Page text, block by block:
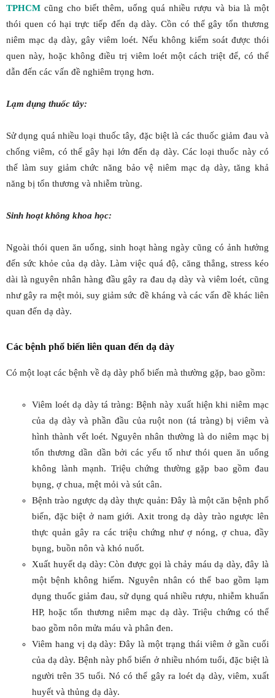
TPHCM cũng cho biết thêm, uống quá nhiều rượu và bia là một
thói quen có hại trực tiếp đến dạ dày. Cồn có thể gây tổn thương
niêm mạc dạ dày, gây viêm loét. Nếu không kiểm soát được thói
quen này, hoặc không điều trị viêm loét một cách triệt để, có thể
dẫn đến các vấn đề nghiêm trọng hơn.
Lạm dụng thuốc tây:
Sử dụng quá nhiều loại thuốc tây, đặc biệt là các thuốc giảm đau và
chống viêm, có thể gây hại lớn đến dạ dày. Các loại thuốc này có
thể làm suy giảm chức năng bảo vệ niêm mạc dạ dày, tăng khả
năng bị tổn thương và nhiễm trùng.
Sinh hoạt không khoa học:
Ngoài thói quen ăn uống, sinh hoạt hàng ngày cũng có ảnh hưởng
đến sức khỏe của dạ dày. Làm việc quá độ, căng thẳng, stress kéo
dài là nguyên nhân hàng đầu gây ra đau dạ dày và viêm loét, cũng
như gây ra mệt mỏi, suy giảm sức đề kháng và các vấn đề khác liên
quan đến dạ dày.
Các bệnh phổ biến liên quan đến dạ dày
Có một loạt các bệnh về dạ dày phổ biến mà thường gặp, bao gồm:
Viêm loét dạ dày tá tràng: Bệnh này xuất hiện khi niêm mạc
của dạ dày và phần đầu của ruột non (tá tràng) bị viêm và
hình thành vết loét. Nguyên nhân thường là do niêm mạc bị
tổn thương dần dần bởi các yếu tố như thói quen ăn uống
không lành mạnh. Triệu chứng thường gặp bao gồm đau
bụng, ợ chua, mệt mỏi và sút cân.
Bệnh trào ngược dạ dày thực quản: Đây là một căn bệnh phổ
biến, đặc biệt ở nam giới. Axit trong dạ dày trào ngược lên
thực quản gây ra các triệu chứng như ợ nóng, ợ chua, đầy
bụng, buồn nôn và khó nuốt.
Xuất huyết dạ dày: Còn được gọi là chảy máu dạ dày, đây là
một bệnh không hiếm. Nguyên nhân có thể bao gồm lạm
dụng thuốc giảm đau, sử dụng quá nhiều rượu, nhiễm khuẩn
HP, hoặc tổn thương niêm mạc dạ dày. Triệu chứng có thể
bao gồm nôn mửa máu và phân đen.
Viêm hang vị dạ dày: Đây là một trạng thái viêm ở gần cuối
của dạ dày. Bệnh này phổ biến ở nhiều nhóm tuổi, đặc biệt là
người trên 35 tuổi. Nó có thể gây ra loét dạ dày, viêm, xuất
huyết và thủng dạ dày.